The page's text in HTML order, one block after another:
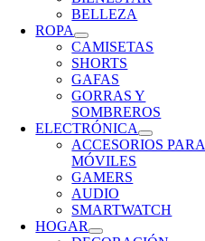
BELLEZA
ROPA
CAMISETAS
SHORTS
GAFAS
GORRAS Y
SOMBREROS
ELECTRÓNICA
ACCESORIOS PARA
MÓVILES
GAMERS
AUDIO
SMARTWATCH
HOGAR